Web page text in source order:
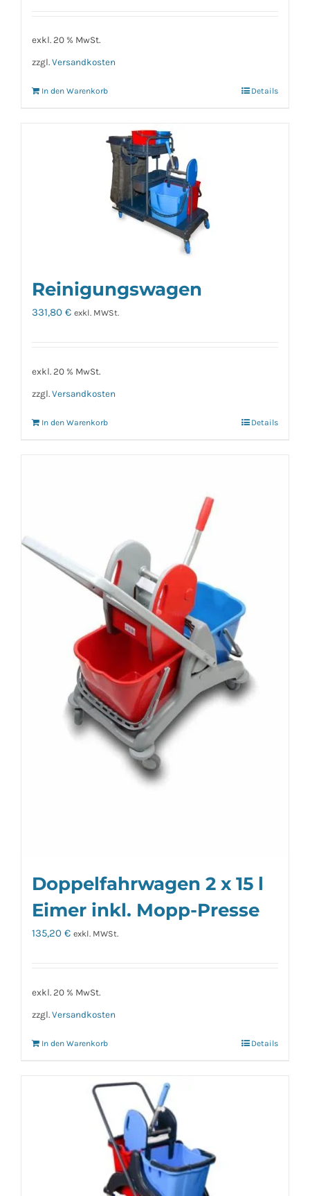
exkl. 20 % MwSt.
zzgl. Versandkosten
In den Warenkorb Details
Reinigungswagen
331,80 € exkl. MWSt.
exkl. 20 % MwSt.
zzgl. Versandkosten
In den Warenkorb Details
Doppelfahrwagen 2 x 15 l
Eimer inkl. Mopp-Presse
135,20 € exkl. MWSt.
exkl. 20 % MwSt.
zzgl. Versandkosten
In den Warenkorb Details